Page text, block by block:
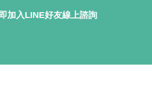
加入LINE好友線上諮詢